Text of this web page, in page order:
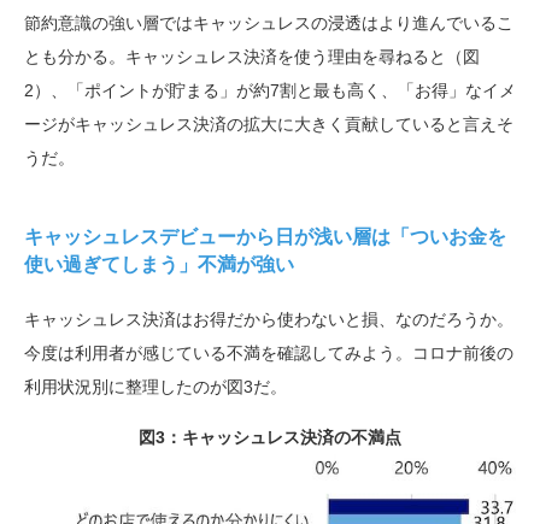
節約意識の強い層ではキャッシュレスの浸透はより進んでいるこ
とも分かる。キャッシュレス決済を使う理由を尋ねると（図
2）、「ポイントが貯まる」が約7割と最も高く、「お得」なイメ
ージがキャッシュレス決済の拡大に大きく貢献していると言えそ
うだ。
キャッシュレスデビューから日が浅い層は「ついお金を
使い過ぎてしまう」不満が強い
キャッシュレス決済はお得だから使わないと損、なのだろうか。
今度は利用者が感じている不満を確認してみよう。コロナ前後の
利用状況別に整理したのが図3だ。
図3：キャッシュレス決済の不満点